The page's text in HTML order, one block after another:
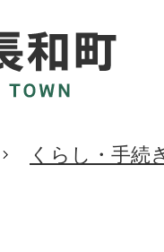
くらし・手続